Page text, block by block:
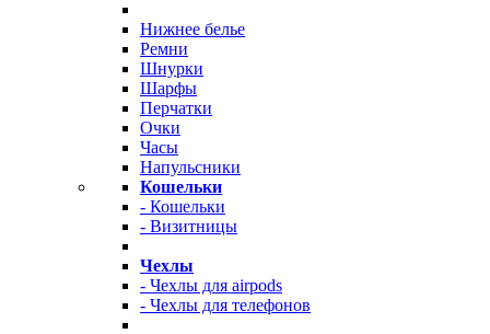
Нижнее белье
Ремни
Шнурки
Шарфы
Перчатки
Очки
Часы
Напульсники
Кошельки
- Кошельки
- Визитницы
Чехлы
- Чехлы для airpods
- Чехлы для телефонов